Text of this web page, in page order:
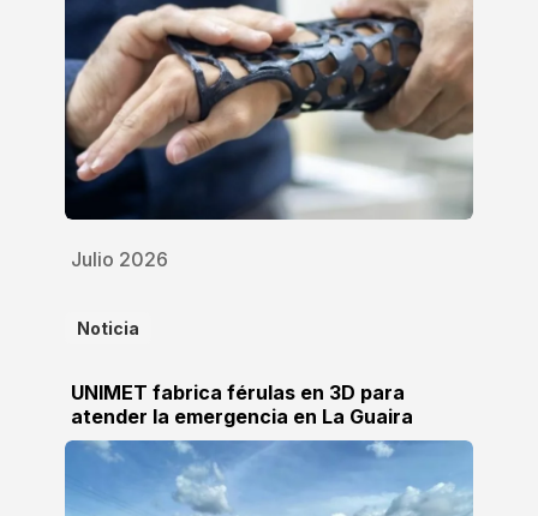
Julio 2026
Noticia
UNIMET fabrica férulas en 3D para
atender la emergencia en La Guaira